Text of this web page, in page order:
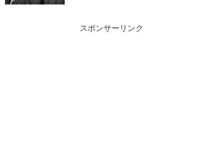
スポンサーリンク